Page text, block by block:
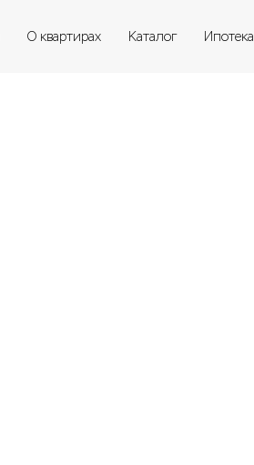
О квартирах Каталог Ипотека